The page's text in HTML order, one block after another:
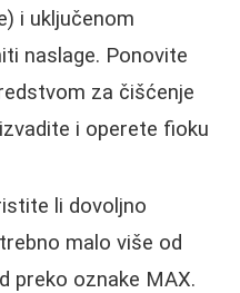
i uključenom
naslage. Ponovite
za čišćenje
i operete fioku
li dovoljno
malo više od
preko oznake MAX.